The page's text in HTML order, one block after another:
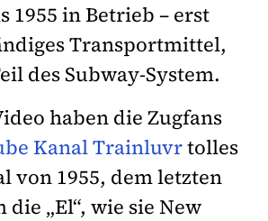
1955 in Betrieb – erst
Transportmittel,
des Subway-System.
haben die Zugfans
Kanal Trainluvrtolles
von 1955, dem letzten
die „El“, wie sie New